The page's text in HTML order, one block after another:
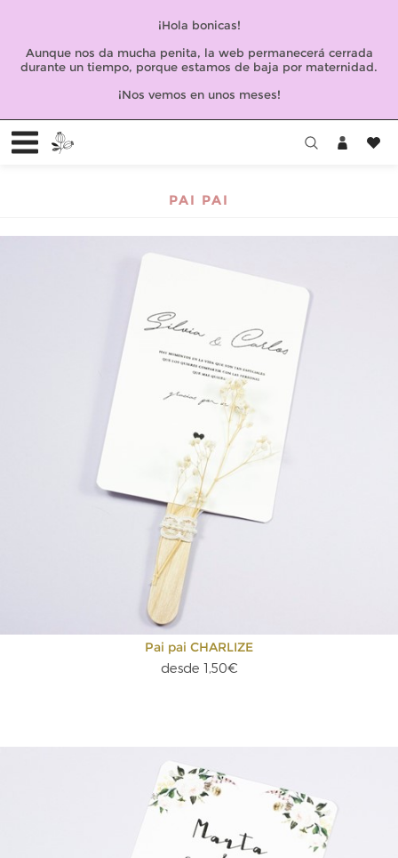
¡Hola bonicas!
Aunque nos da mucha penita, la web permanecerá cerrada
durante un tiempo, porque estamos de baja por maternidad.
¡Nos vemos en unos meses!
PAI PAI
Pai pai CHARLIZE
desde 1,50€